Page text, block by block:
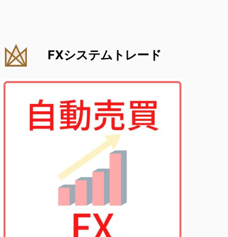
FXシステムトレード